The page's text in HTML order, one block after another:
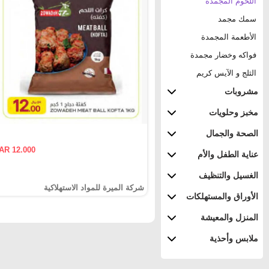
سمك مجمد
الأطعمة المجمدة
فواكه وخضار مجمدة
الثلج و الآيس كريم
مشروبات
مخبز وحلويات
الصحة والجمال
عناية الطفل والأم
الغسيل والتنظيف
الأوراق والمستهلكات
المنزل والمعيشة
ملابس وأحذية
12.000
شركة الميرة للمواد الاستهلاكية